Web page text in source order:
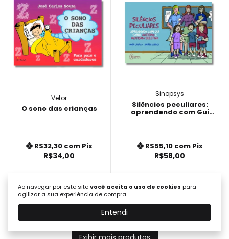
Ao navegar por este sitevocê aceita o uso de cookies para
agilizar a sua experiência de compra.
Entendi
Vetor
O sono das crianças
R$34,00
R$32,30 com Pix
COMPRAR
Sinopsys
Silêncios peculiares:
aprendendo com Gui
R$58,00
R$55,10 com Pix
COMPRAR